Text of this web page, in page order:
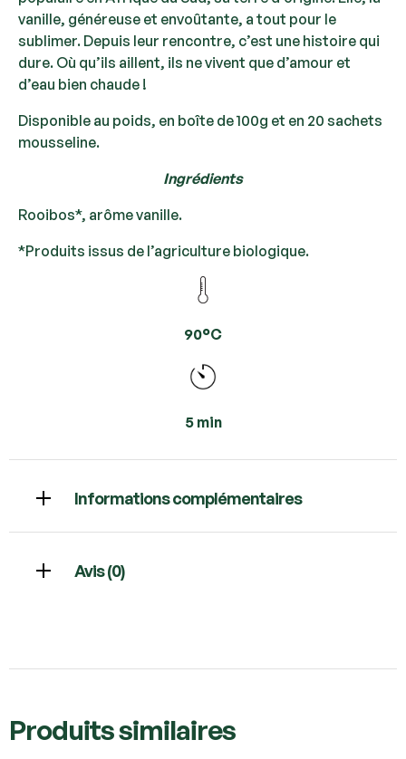
vanille, généreuse et envoûtante, a tout pour le
sublimer. Depuis leur rencontre, c’est une histoire qui
dure. Où qu’ils aillent, ils ne vivent que d’amour et
d’eau bien chaude !
Disponible au poids, en boîte de 100g et en 20 sachets
mousseline.
Ingrédients
Rooibos*, arôme vanille.
*Produits issus de l’agriculture biologique.
90°C
5 min
Informations complémentaires
Avis (0)
Produits similaires